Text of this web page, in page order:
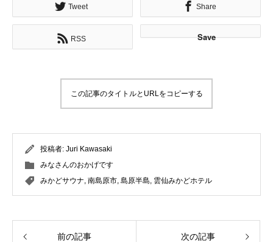
Tweet Share
RSS Save
この記事のタイトルとURLをコピーする
投稿者: Juri Kawasaki
みなさんのおかげです
みかどサウナ 南島原市 島原半島 雲仙みかどホテル
前の記事 次の記事